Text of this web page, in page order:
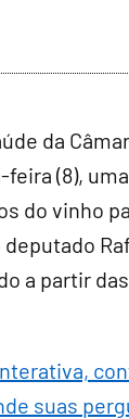
da
(8),
do vinho
a partir
suas